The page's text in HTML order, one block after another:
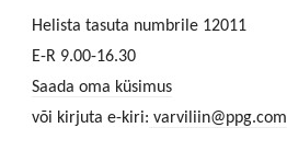
Helista tasuta numbrile 12011
E-R 9.00-16.30
Saada oma küsimus
või kirjuta e-kiri: varviliin@ppg.com